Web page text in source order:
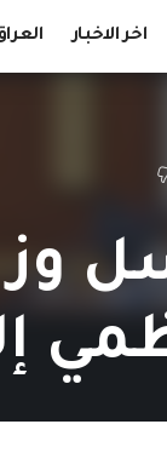
اخر الاخبار